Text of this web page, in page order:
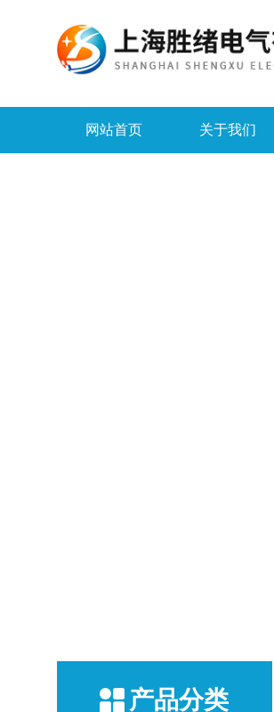
网站首页 关于我们
产品分类